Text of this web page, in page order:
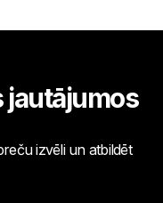
jautājumos
izvēli un atbildēt